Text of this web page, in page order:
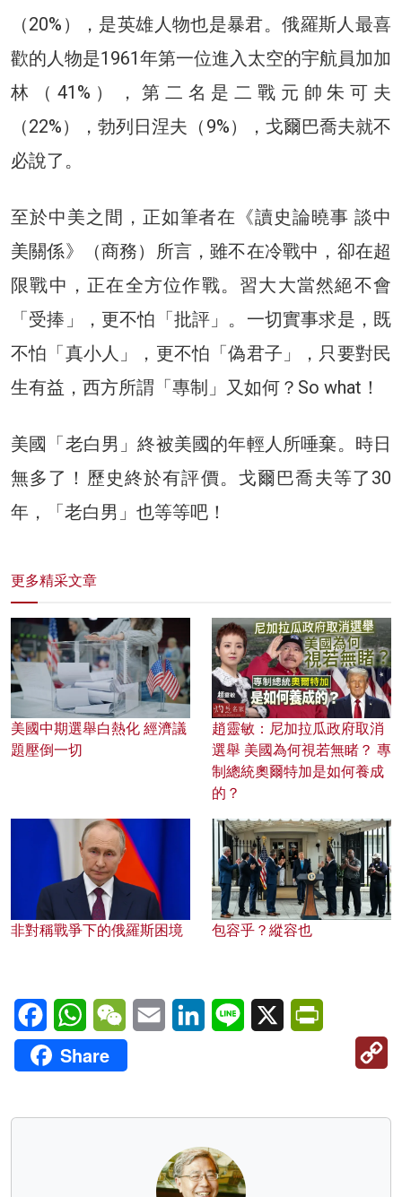
（20%），是英雄人物也是暴君。俄羅斯人最喜
歡的人物是1961年第一位進入太空的宇航員加加
林（41%），第二名是二戰元帥朱可夫
（22%），勃列日涅夫（9%），戈爾巴喬夫就不
必說了。
至於中美之間，正如筆者在《讀史論曉事 談中
美關係》（商務）所言，雖不在冷戰中，卻在超
限戰中，正在全方位作戰。習大大當然絕不會
「受捧」，更不怕「批評」。一切實事求是，既
不怕「真小人」，更不怕「偽君子」，只要對民
生有益，西方所謂「專制」又如何？So what！
美國「老白男」終被美國的年輕人所唾棄。時日
無多了！歷史終於有評價。戈爾巴喬夫等了30
年，「老白男」也等等吧！
更多精采文章
美國中期選舉白熱化 經濟議
題壓倒一切
趙靈敏：尼加拉瓜政府取消
選舉 美國為何視若無睹？ 專
制總統奧爾特加是如何養成
的？
非對稱戰爭下的俄羅斯困境 包容乎？縱容也
FacebookWhatsAppWeChatEmail LinkedInLine X
Share